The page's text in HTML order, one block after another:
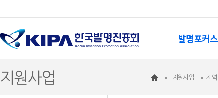
발명포커스
지원사업 지원사업 지